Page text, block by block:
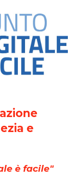
e
è facile"